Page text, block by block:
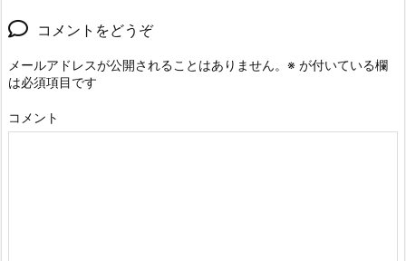
コメントをどうぞ
メールアドレスが公開されることはありません。 ※ が付いている欄
は必須項目です
コメント